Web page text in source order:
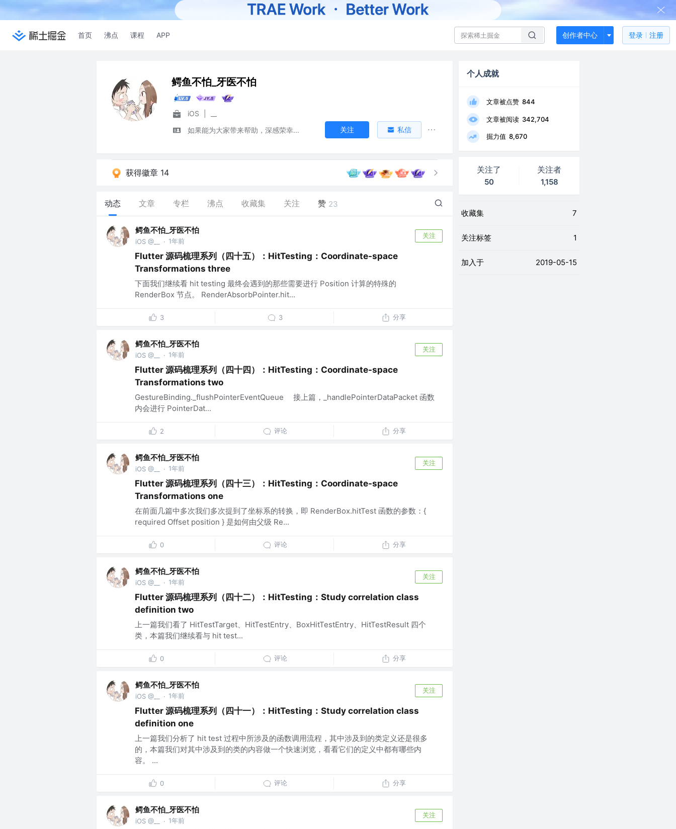
首页 沸点 课程 APP 创作者中心 登录 注册
鳄鱼不怕_牙医不怕
iOS
如果能为大家带来帮助，深感荣幸...
关注 私信
获得徽章 14
动态 文章 专栏 沸点 收藏集 关注 赞 23
鳄鱼不怕_牙医不怕
iOS @__ · 1年前
关注
Flutter 源码梳理系列（四十五）：HitTesting：Coordinate-space
Transformations three
下面我们继续看 hit testing 最终会遇到的那些需要进行 Position 计算的特殊的
RenderBox 节点。 RenderAbsorbPointer.hit...
3 3 分享
鳄鱼不怕_牙医不怕
iOS @__ · 1年前
关注
Flutter 源码梳理系列（四十四）：HitTesting：Coordinate-space
Transformations two
GestureBinding._flushPointerEventQueue 接上篇，_handlePointerDataPacket 函数
内会进行 PointerDat...
2 评论 分享
鳄鱼不怕_牙医不怕
iOS @__ · 1年前
关注
Flutter 源码梳理系列（四十三）：HitTesting：Coordinate-space
Transformations one
在前面几篇中多次我们多次提到了坐标系的转换，即 RenderBox.hitTest 函数的参数：{
required Offset position } 是如何由父级 Re...
0 评论 分享
鳄鱼不怕_牙医不怕
iOS @__ · 1年前
关注
Flutter 源码梳理系列（四十二）：HitTesting：Study correlation class
definition two
上一篇我们看了 HitTestTarget、HitTestEntry、BoxHitTestEntry、HitTestResult 四个
类，本篇我们继续看与 hit test...
0 评论 分享
鳄鱼不怕_牙医不怕
iOS @__ · 1年前
关注
Flutter 源码梳理系列（四十一）：HitTesting：Study correlation class
definition one
上一篇我们分析了 hit test 过程中所涉及的函数调用流程，其中涉及到的类定义还是很多
的，本篇我们对其中涉及到的类的内容做一个快速浏览，看看它们的定义中都有哪些内
容。 ...
0 评论 分享
鳄鱼不怕_牙医不怕
iOS @__ · 1年前
关注
个人成就
文章被点赞 844
文章被阅读 342,704
掘力值 8,670
关注了
50
关注者
1,158
收藏集 7
关注标签 1
加入于 2019-05-15